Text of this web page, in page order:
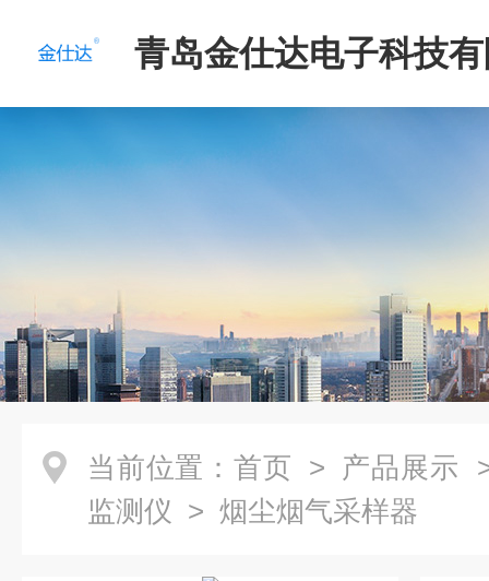
青岛金仕达电子科技
当前位置： 首页 > 产品展示
监测仪 > 烟尘烟气采样器